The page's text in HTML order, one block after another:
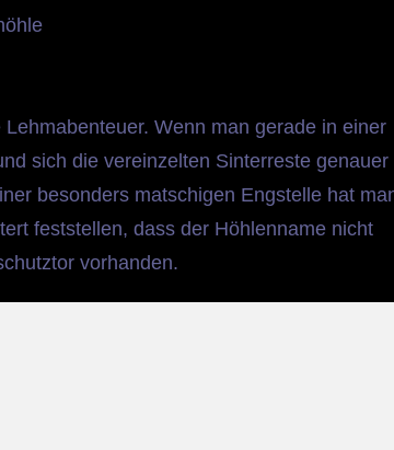
Wenn man gerade in einer
sich die vereinzelten Sinterreste genauer
besonders matschigen Engstelle hat
feststellen, dass der Höhlenname nicht
vorhanden.